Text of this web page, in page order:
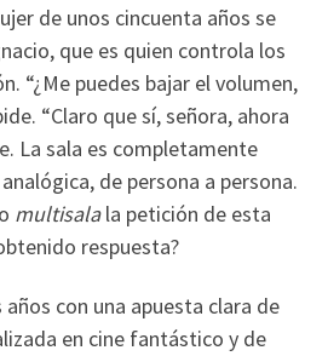
de unos cincuenta años se
que es quien controla los
“¿Me puedes bajar el volumen,
“Claro que sí, señora, ahora
La sala es completamente
de persona a persona.
multisalala petición de esta
respuesta?
años con una apuesta clara de
en cine fantástico y de